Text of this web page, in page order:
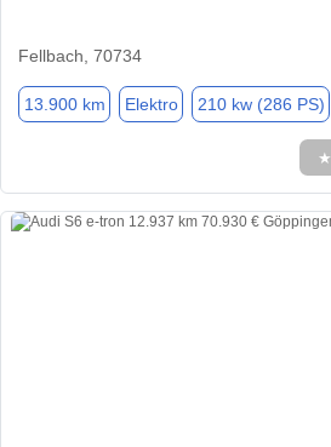
Fellbach, 70734
13.900 km Elektro 210 kw (286 PS)
★